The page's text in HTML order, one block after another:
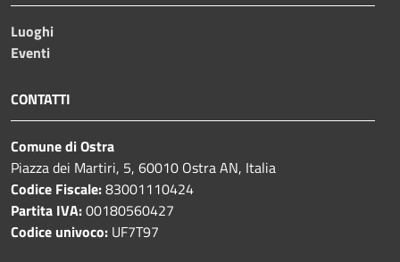
Luoghi
Eventi
CONTATTI
Comune di Ostra
Piazza dei Martiri, 5, 60010 Ostra AN, Italia
Codice Fiscale:83001110424
Partita IVA:00180560427
Codice univoco: UF7T97